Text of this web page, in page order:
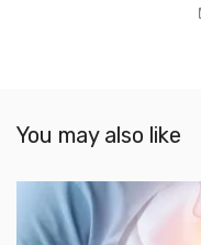
You may also like